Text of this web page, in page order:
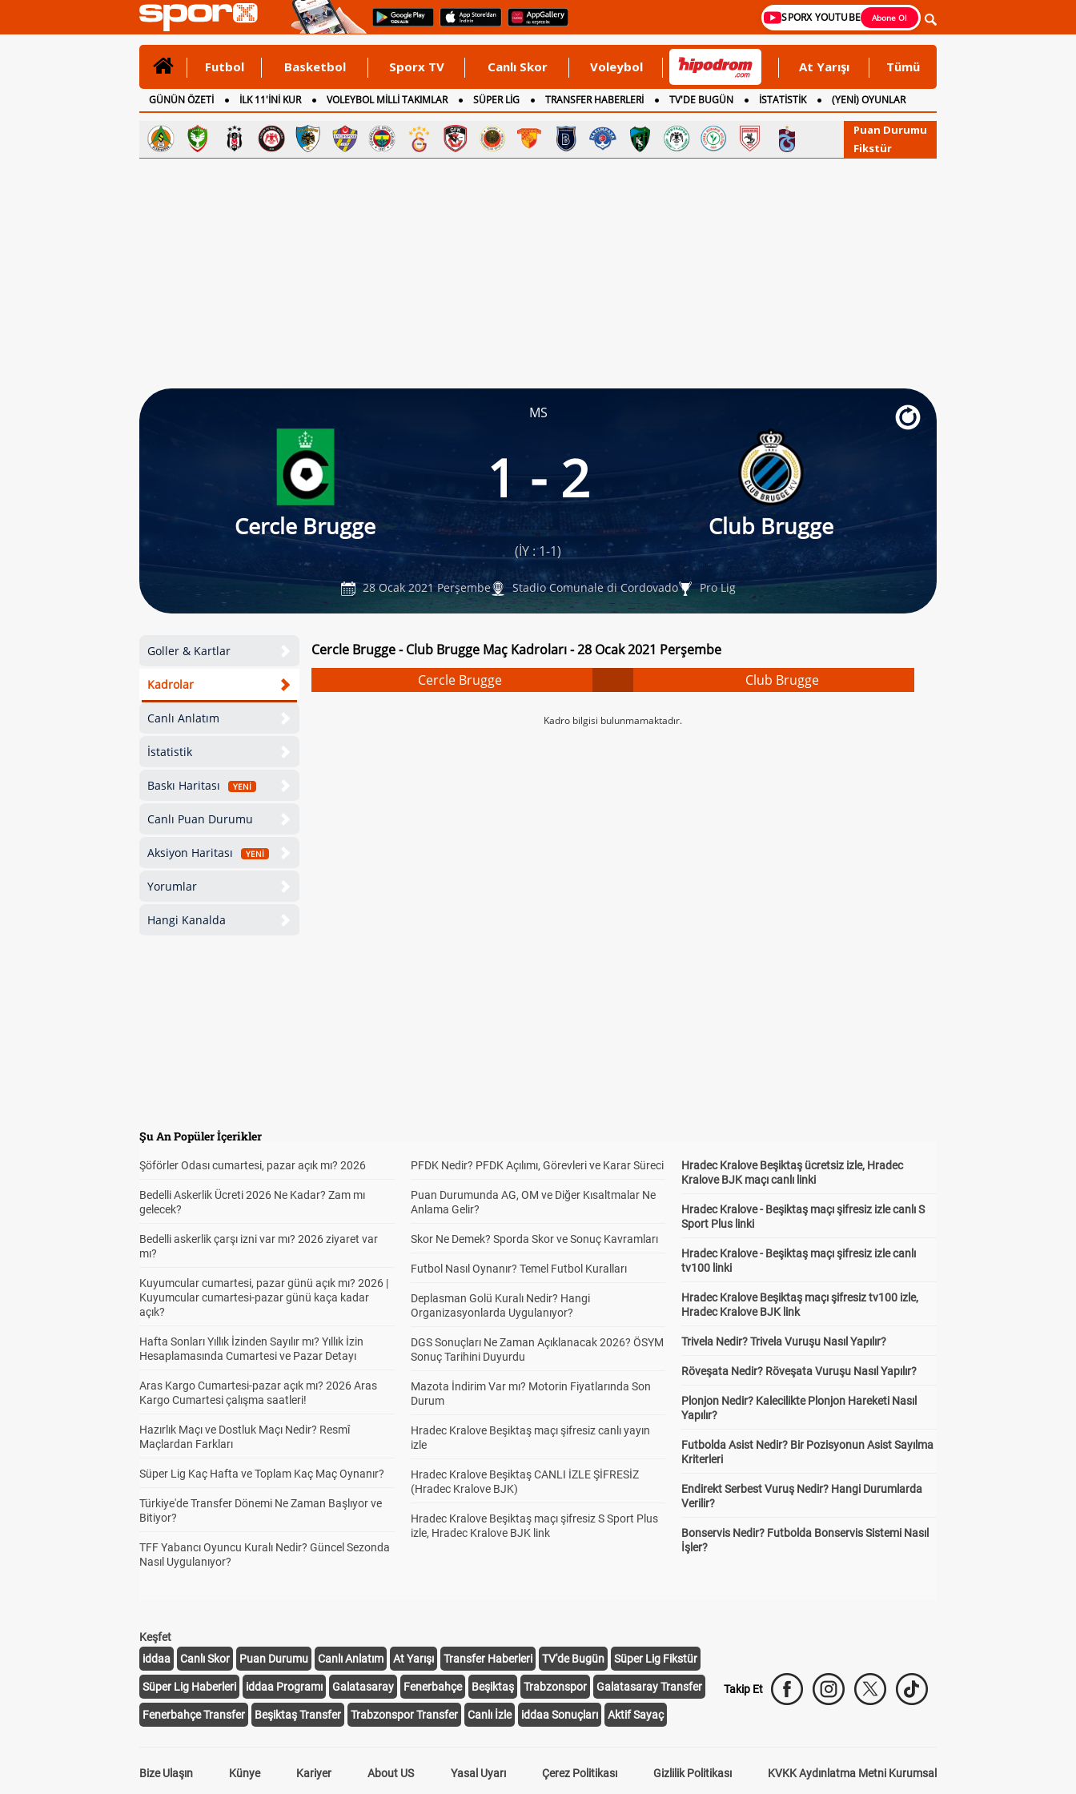
SPORX YOUTUBE Abone Ol
Futbol Basketbol Sporx TV Canlı Skor Voleybol At Yarışı Tümü
GÜNÜN ÖZETİ İLK 11'İNİ KUR VOLEYBOL MİLLİ TAKIMLAR SÜPER LİG TRANSFER HABERLERİ TV'DE BUGÜN İSTATİSTİK
(YENİ) OYUNLAR
CANLI ANLATIM
İNGİLTERE
Puan Durumu
Fikstür
MS
Cercle Brugge
1 - 2
Club Brugge
(İY : 1-1)
28 Ocak 2021 Perşembe Stadio Comunale di Cordovado Pro Lig
Goller & Kartlar
Kadrolar
Canlı Anlatım
İstatistik
Baskı Haritası YENİ
Canlı Puan Durumu
Aksiyon Haritası YENİ
Yorumlar
Hangi Kanalda
Cercle Brugge - Club Brugge Maç Kadroları - 28 Ocak 2021 Perşembe
Cercle Brugge
Club Brugge
Kadro bilgisi bulunmamaktadır.
Şu An Popüler İçerikler
Şöförler Odası cumartesi, pazar açık mı? 2026
Bedelli Askerlik Ücreti 2026 Ne Kadar? Zam mı
gelecek?
Bedelli askerlik çarşı izni var mı? 2026 ziyaret var
mı?
Kuyumcular cumartesi, pazar günü açık mı? 2026 |
Kuyumcular cumartesi-pazar günü kaça kadar
açık?
Hafta Sonları Yıllık İzinden Sayılır mı? Yıllık İzin
Hesaplamasında Cumartesi ve Pazar Detayı
Aras Kargo Cumartesi-pazar açık mı? 2026 Aras
Kargo Cumartesi çalışma saatleri!
Hazırlık Maçı ve Dostluk Maçı Nedir? Resmî
Maçlardan Farkları
Süper Lig Kaç Hafta ve Toplam Kaç Maç Oynanır?
Türkiye'de Transfer Dönemi Ne Zaman Başlıyor ve
Bitiyor?
TFF Yabancı Oyuncu Kuralı Nedir? Güncel Sezonda
Nasıl Uygulanıyor?
PFDK Nedir? PFDK Açılımı, Görevleri ve Karar Süreci
Puan Durumunda AG, OM ve Diğer Kısaltmalar Ne
Anlama Gelir?
Skor Ne Demek? Sporda Skor ve Sonuç Kavramları
Futbol Nasıl Oynanır? Temel Futbol Kuralları
Deplasman Golü Kuralı Nedir? Hangi
Organizasyonlarda Uygulanıyor?
DGS Sonuçları Ne Zaman Açıklanacak 2026? ÖSYM
Sonuç Tarihini Duyurdu
Mazota İndirim Var mı? Motorin Fiyatlarında Son
Durum
Hradec Kralove Beşiktaş maçı şifresiz canlı yayın
izle
Hradec Kralove Beşiktaş CANLI İZLE ŞİFRESİZ
(Hradec Kralove BJK)
Hradec Kralove Beşiktaş maçı şifresiz S Sport Plus
izle, Hradec Kralove BJK link
Hradec Kralove Beşiktaş ücretsiz izle, Hradec
Kralove BJK maçı canlı linki
Hradec Kralove - Beşiktaş maçı şifresiz izle canlı S
Sport Plus linki
Hradec Kralove - Beşiktaş maçı şifresiz izle canlı
tv100 linki
Hradec Kralove Beşiktaş maçı şifresiz tv100 izle,
Hradec Kralove BJK link
Trivela Nedir? Trivela Vuruşu Nasıl Yapılır?
Röveşata Nedir? Röveşata Vuruşu Nasıl Yapılır?
Plonjon Nedir? Kalecilikte Plonjon Hareketi Nasıl
Yapılır?
Futbolda Asist Nedir? Bir Pozisyonun Asist Sayılma
Kriterleri
Endirekt Serbest Vuruş Nedir? Hangi Durumlarda
Verilir?
Bonservis Nedir? Futbolda Bonservis Sistemi Nasıl
İşler?
Keşfet
iddaa
Canlı Skor Puan Durumu Canlı Anlatım At Yarışı Transfer Haberleri TV'de Bugün Süper Lig Fikstür
Süper Lig Haberleri iddaa Programı Galatasaray Fenerbahçe Beşiktaş Trabzonspor Galatasaray Transfer
Fenerbahçe Transfer Beşiktaş Transfer Trabzonspor Transfer Canlı İzle iddaa Sonuçları Aktif Sayaç
Takip Et
Bize Ulaşın Künye Kariyer About US Yasal Uyarı Çerez Politikası Gizlilik Politikası KVKK Aydınlatma Metni Kurumsal